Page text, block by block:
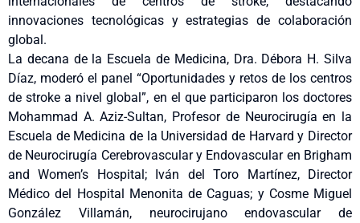
innovaciones tecnológicas y estrategias de colaboración
global.
La decana de la Escuela de Medicina, Dra. Débora H. Silva
Díaz, moderó el panel “Oportunidades y retos de los centros
de stroke a nivel global”, en el que participaron los doctores
Mohammad A. Aziz-Sultan, Profesor de Neurocirugía en la
Escuela de Medicina de la Universidad de Harvard y Director
de Neurocirugía Cerebrovascular y Endovascular en Brigham
and Women’s Hospital; Iván del Toro Martínez, Director
Médico del Hospital Menonita de Caguas; y Cosme Miguel
González Villamán, neurocirujano endovascular de